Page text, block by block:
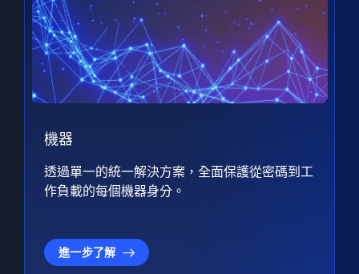
機器
透過單一的統一解決方案，全面保護從密碼到工
作負載的每個機器身分。
進一步了解